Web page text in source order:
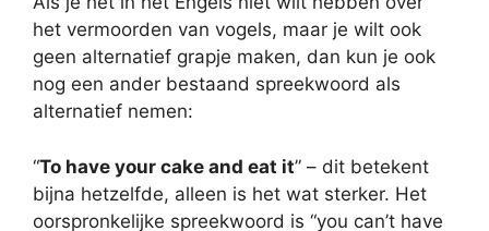
het vermoorden van vogels, maar je wilt ook
geen alternatief grapje maken, dan kun je ook
nog een ander bestaand spreekwoord als
alternatief nemen:
“To have your cake and eat it” – dit betekent
bijna hetzelfde, alleen is het wat sterker. Het
oorspronkelijke spreekwoord is “you can’t have